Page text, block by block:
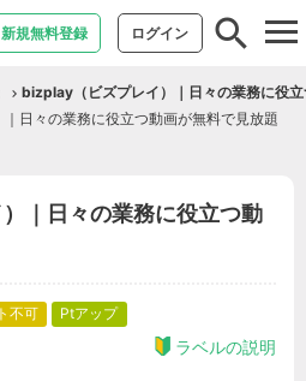
新規無料登録 ログイン
bizplay（ビズプレイ）｜日々の業務に役
日々の業務に役立つ動画が無料で見放題
｜日々の業務に役立つ動
不可 Ptアップ
ラベルの説明